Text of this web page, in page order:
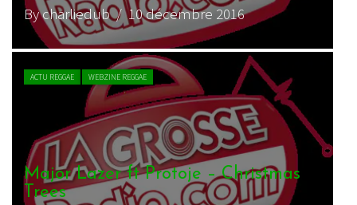
By charliedub/ 10 décembre 2016
ACTU REGGAE WEBZINE REGGAE
Major Lazer ft Protoje – Christmas
Trees